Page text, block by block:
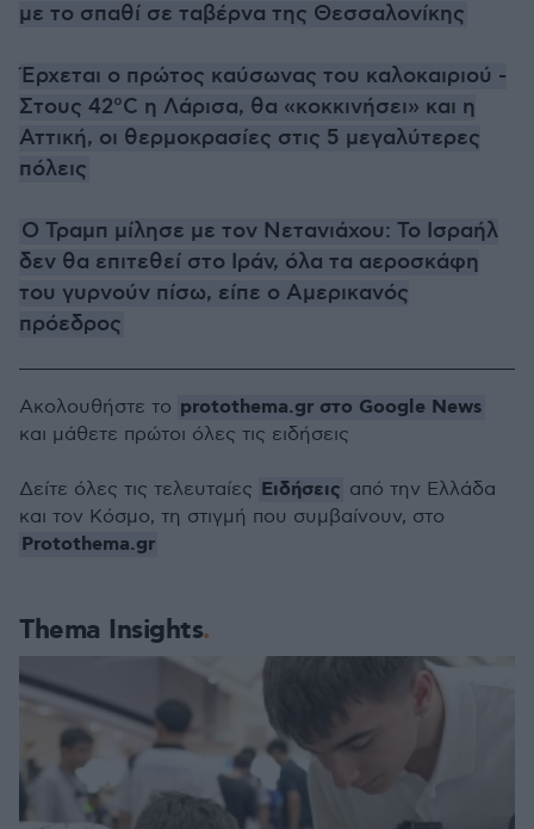
με το σπαθί σε ταβέρνα της Θεσσαλονίκης
Έρχεται ο πρώτος καύσωνας του καλοκαιριού -
Στους 42°C η Λάρισα, θα «κοκκινήσει» και η
Αττική, οι θερμοκρασίες στις 5 μεγαλύτερες
πόλεις
Ο Τραμπ μίλησε με τον Νετανιάχου: Το Ισραήλ
δεν θα επιτεθεί στο Ιράν, όλα τα αεροσκάφη
του γυρνούν πίσω, είπε ο Αμερικανός
πρόεδρος
Thema Insights
Ακολουθήστε το protothema.gr στο Google News
και μάθετε πρώτοι όλες τις ειδήσεις
Δείτε όλες τις τελευταίες Ειδήσεις από την Ελλάδα
και τον Κόσμο, τη στιγμή που συμβαίνουν, στο
Protothema.gr